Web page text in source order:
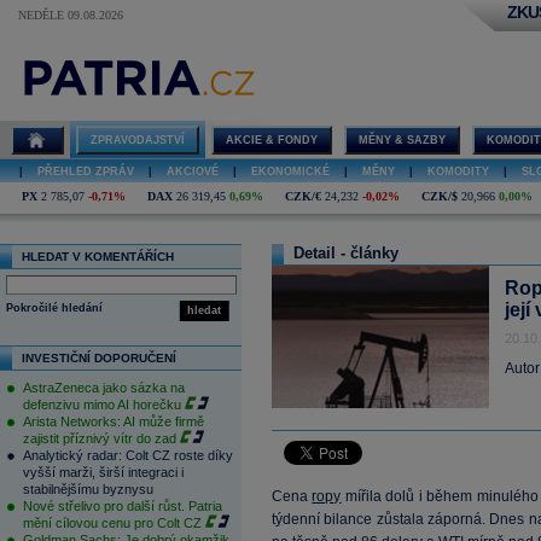
NEDĚLE 09.08.2026
ZPRAVODAJSTVÍ AKCIE & FONDY MĚNY & SAZBY
PŘEHLED ZPRÁV AKCIOVÉ EKONOMICKÉ MĚNY KOMODITY
PX 2 785,07 -0,71% DAX 26 319,45 0,69% CZK/€ 24,232 -0,02% CZK/$ 20,966 0,00%
HLEDAT V KOMENTÁŘÍCH
hledat
Pokročilé hledání
INVESTIČNÍ DOPORUČENÍ
AstraZeneca jako sázka na
defenzivu mimo AI horečku
Arista Networks: AI může firmě
zajistit příznivý vítr do zad
Analytický radar: Colt CZ roste díky
vyšší marži, širší integraci i
stabilnějšímu byznysu
Nové střelivo pro další růst. Patria
mění cílovou cenu pro Colt CZ
Detail - články
její
Cenaropy mířila dolů i během
týdenní bilance zůstala záporná. Dnes